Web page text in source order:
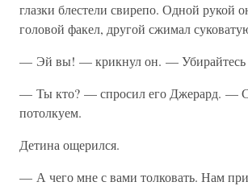
глазки блестели свирепо. Одной рукой
головой факел, другой сжимал
— Эй вы! — крикнул он. — Убирайтесь
— Ты кто? — спросил его Джерард. —
потолкуем.
Детина ощерился.
— А чего мне с вами толковать. Нам